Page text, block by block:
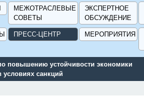
МЕЖОТРАСЛЕВЫЕ
СОВЕТЫ
ЭКСПЕРТНОЕ
ОБСУЖДЕНИЕ
ПРЕСС-ЦЕНТР МЕРОПРИЯТИЯ
устойчивости экономики
санкций